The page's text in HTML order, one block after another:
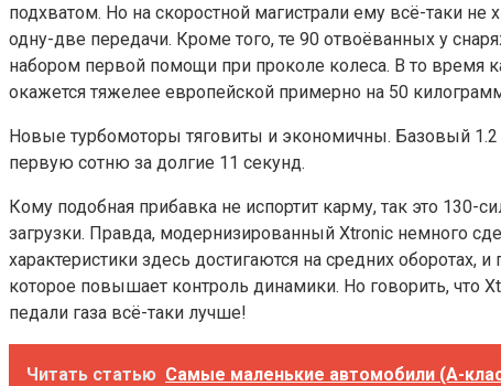
подхватом. Но на скоростной магистрали ему всё-таки
одну-две передачи. Кроме того, те 90 отвоёванных у
набором первой помощи при проколе колеса. В то время
окажется тяжелее европейской примерно на 50
Новые турбомоторы тяговиты и экономичны. Базовый
первую сотню за долгие 11 секунд.
Кому подобная прибавка не испортит карму, так это 130-
загрузки. Правда, модернизированный Xtronic немного
характеристики здесь достигаются на средних
которое повышает контроль динамики. Но говорить, что
педали газа всё-таки лучше!
Читать статью Самые маленькие автомобили (A-